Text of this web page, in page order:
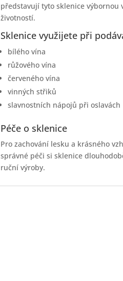
představují tyto sklenice výbornou
životností.
Sklenice využijete při
bílého vína
růžového vína
červeného vína
vinných střiků
slavnostních nápojů při oslavách
Péče o sklenice
Pro zachování lesku a krásného
správné péči si sklenice
ruční výroby.